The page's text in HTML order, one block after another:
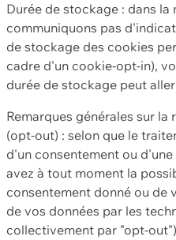
Durée de stockage : dans la
communiquons pas
de stockage des cookies
cadre d'un cookie-opt-in),
durée de stockage peut
Remarques générales sur
(opt-out) : selon que le
d'un consentement ou
avez à tout moment la
consentement donné ou de
de vos données par les
collectivement par "opt-